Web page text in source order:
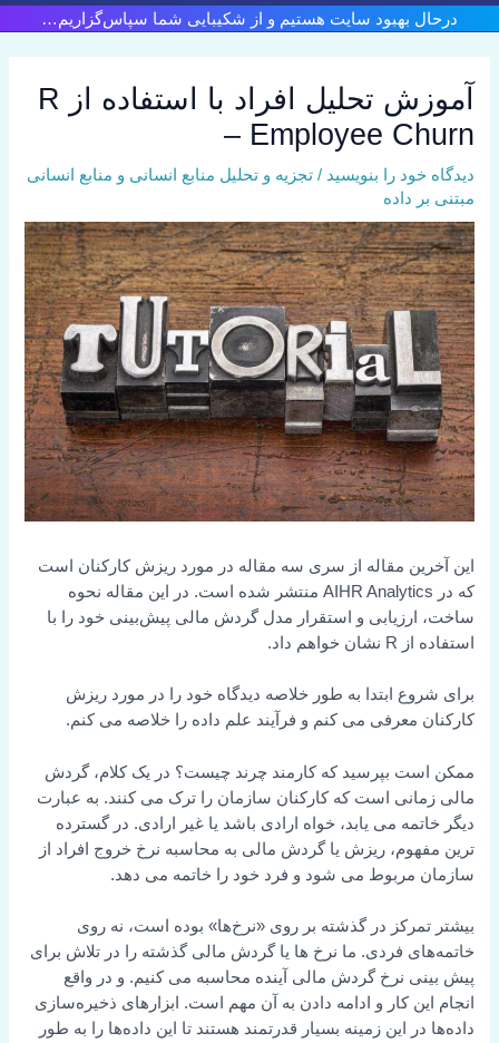
پرش
به
درحال بهبود سایت هستیم و از شکیبایی شما سپاس‌گزاریم…
آموزش تحلیل افراد با استفاده از R
– Employee Churn
دیدگاه‌ خود را بنویسید /تجزیه و تحلیل منابع انسانی و منابع انسانی
مبتنی بر داده
این آخرین مقاله از سری سه مقاله در مورد ریزش کارکنان است
که در AIHR Analytics منتشر شده است. در این مقاله نحوه
ساخت، ارزیابی و استقرار مدل گردش مالی پیش‌بینی خود را با
استفاده از R نشان خواهم داد.
برای شروع ابتدا به طور خلاصه دیدگاه خود را در مورد ریزش
کارکنان معرفی می کنم و فرآیند علم داده را خلاصه می کنم.
ممکن است بپرسید که کارمند چرند چیست؟ در یک کلام، گردش
مالی زمانی است که کارکنان سازمان را ترک می کنند. به عبارت
دیگر خاتمه می یابد، خواه ارادی باشد یا غیر ارادی. در گسترده
ترین مفهوم، ریزش یا گردش مالی به محاسبه نرخ خروج افراد از
سازمان مربوط می شود و فرد خود را خاتمه می دهد.
بیشتر تمرکز در گذشته بر روی «نرخ‌ها» بوده است، نه روی
خاتمه‌های فردی. ما نرخ ها یا گردش مالی گذشته را در تلاش برای
پیش بینی نرخ گردش مالی آینده محاسبه می کنیم. و در واقع
انجام این کار و ادامه دادن به آن مهم است. ابزارهای ذخیره‌سازی
داده‌ها در این زمینه بسیار قدرتمند هستند تا این داده‌ها را به طور